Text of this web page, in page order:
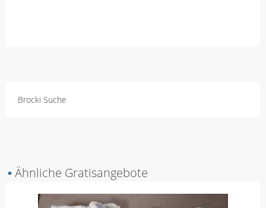
Brocki Suche
▪ Ähnliche Gratisangebote